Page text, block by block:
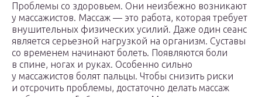
Проблемы со здоровьем. Они неизбежно возникают
у массажистов. Массаж — это работа, которая требует
внушительных физических усилий. Даже один сеанс
является серьезной нагрузкой на организм. Суставы
со временем начинают болеть. Появляются боли
в спине, ногах и руках. Особенно сильно
у массажистов болят пальцы. Чтобы снизить риски
и отсрочить проблемы, достаточно делать массаж